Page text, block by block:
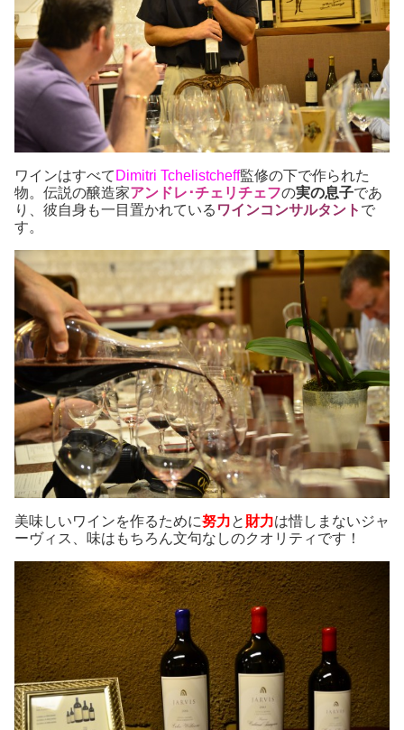
ワインはすべて Dimitri Tchelistcheff監修の下で作られた
物。 伝説の醸造家アンドレ･チェリチェフの実の息子であ
り、彼自身も一目置かれている ワインコンサルタント で
す。
美味しいワインを作るために努力と 財力は惜しまないジャ
ーヴィス、味はもちろん文句なしのクオリティです！